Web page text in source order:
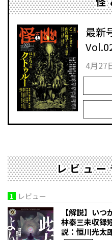
最新
4月27
レビュ
1 レビュー
【解説】い
林泰三未収録
説：恒川光太郎